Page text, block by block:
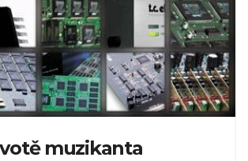
muzikanta